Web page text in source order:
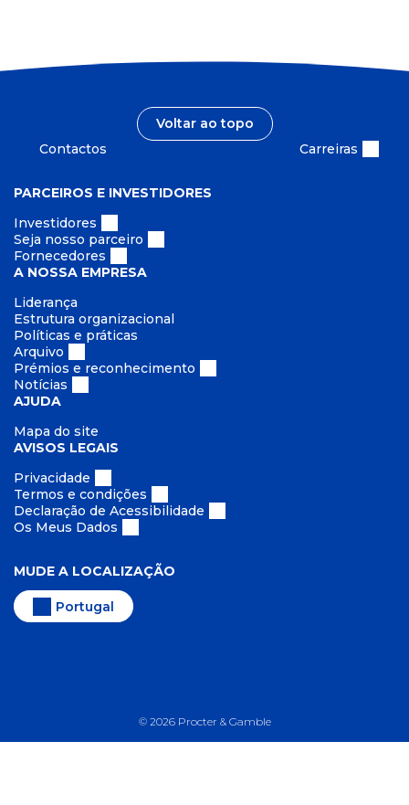
Voltar ao topo
Contactos
Carreiras
PARCEIROS E INVESTIDORES
Investidores
Seja nosso parceiro
Fornecedores
A NOSSA EMPRESA
Liderança
Estrutura organizacional
Políticas e práticas
Arquivo
Prémios e reconhecimento
Notícias
AJUDA
Mapa do site
AVISOS LEGAIS
Privacidade
Termos e condições
Declaração de Acessibilidade
Os Meus Dados
MUDE A LOCALIZAÇÃO
Portugal
© 2026Procter & Gamble